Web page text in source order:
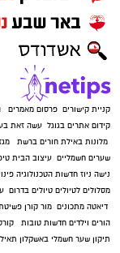
קניית קישורים פרסום מאמרים
קידום אתרים בגוגל עשה זאת
מלונות באילת חורים ברשת
שערים חשמליים עיצוב הבית
נישה ניוז חדשות הטכנולוגיה
מסלולים לטיולים טיולים בדרום
דיאטה מתכונים מור קורן
הורים וילדים חדשות טובות
תיקון שער חשמלי באשקלון